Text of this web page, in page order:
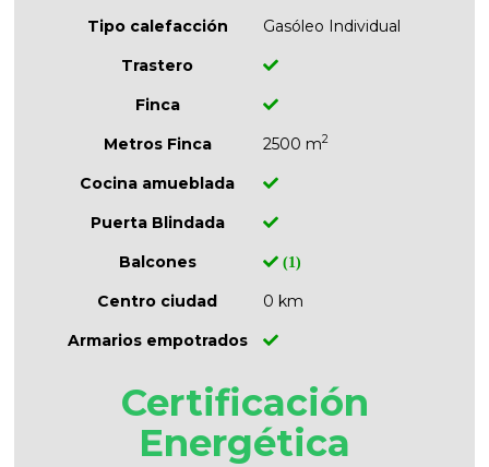
Tipo calefacción
Gasóleo Individual
Trastero
Finca
Metros Finca
2500 m2
Cocina amueblada
Puerta Blindada
Balcones
(1)
Centro ciudad
0 km
Armarios empotrados
Certificación
Energética